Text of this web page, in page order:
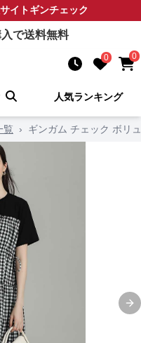
イトギンチェック
で送料無料
0 0
人気ランキング
覧 › ギンガム チェック ボリ